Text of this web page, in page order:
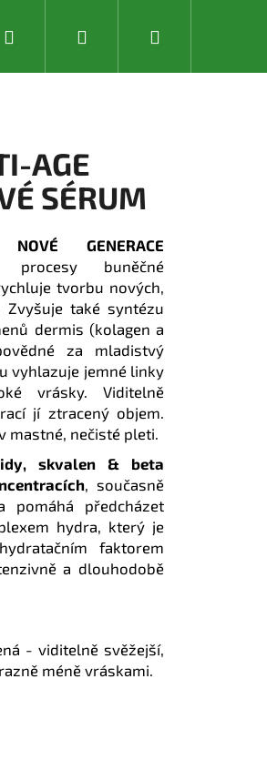
PRODUKTY LETNÍ PÉČE &
Přihlášení
AGE
SÉRUM
GENERACE
buněčné
tvorbu nových,
Zvyšuje také syntézu
dermis (kolagen a
za mladistvý
vyhlazuje jemné linky
vrásky. Viditelně
jí ztracený objem.
mastné, nečisté pleti.
skvalen & beta
, současně
předcházet
hydra, který je
faktorem
a dlouhodobě
- viditelně svěžejší,
méně vráskami.